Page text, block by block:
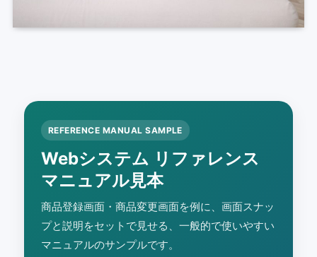
REFERENCE MANUAL SAMPLE
Webシステム リファレンス
マニュアル見本
商品登録画面・商品変更画面を例に、画面スナッ
プと説明をセットで見せる、一般的で使いやすい
マニュアルのサンプルです。